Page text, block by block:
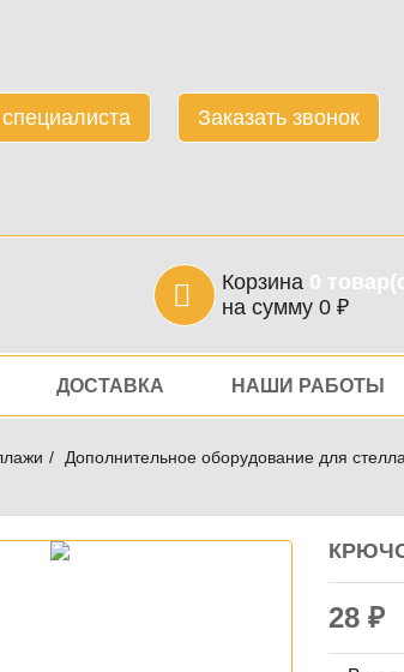
Заказать звонок
Корзина 0
на сумму 0 ₽
ДОСТАВКА НАШИ РАБОТЫ
Дополнительное оборудование для
28₽